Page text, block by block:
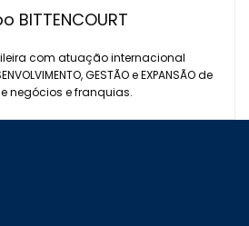
BITTENCOURT
com atuação internacional
GESTÃO e EXPANSÃO de
negócios e franquias.